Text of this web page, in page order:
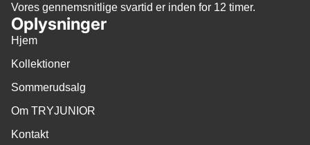
Vores gennemsnitlige svartid er inden for 12 timer.
Oplysninger
Hjem
Kollektioner
Sommerudsalg
Om TRYJUNIOR
Kontakt